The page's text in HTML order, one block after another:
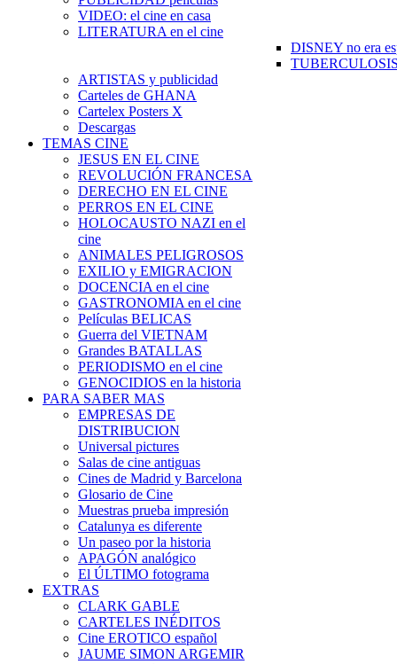
VIDEO: el cine en casa
LITERATURA en el cine
DISNEY no era
ARTISTAS y publicidad
Carteles de GHANA
Cartelex Posters X
Descargas
TEMAS CINE
JESUS EN EL CINE
REVOLUCIÓN FRANCESA
DERECHO EN EL CINE
PERROS EN EL CINE
HOLOCAUSTO NAZI en el
cine
ANIMALES PELIGROSOS
EXILIO y EMIGRACION
DOCENCIA en el cine
GASTRONOMIA en el cine
Películas BELICAS
Guerra del VIETNAM
Grandes BATALLAS
PERIODISMO en el cine
GENOCIDIOS en la historia
PARA SABER MAS
EMPRESAS DE
DISTRIBUCION
Universal pictures
Salas de cine antiguas
Cines de Madrid y Barcelona
Glosario de Cine
Muestras prueba impresión
Catalunya es diferente
Un paseo por la historia
APAGÓN analógico
El ÚLTIMO fotograma
EXTRAS
CLARK GABLE
CARTELES INÉDITOS
Cine EROTICO español
JAUME SIMON ARGEMIR